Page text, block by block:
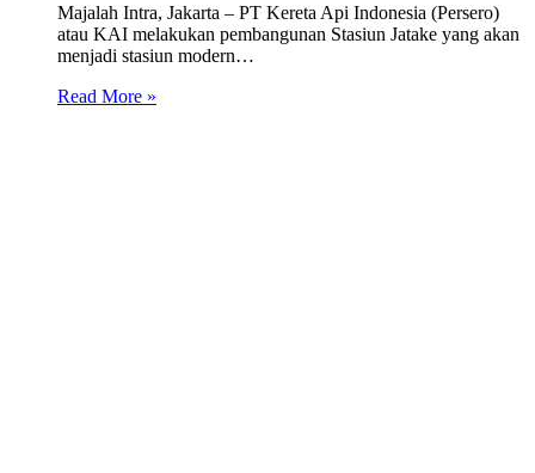
Majalah Intra, Jakarta – PT Kereta Api Indonesia (Persero)
atau KAI melakukan pembangunan Stasiun Jatake yang akan
menjadi stasiun modern…
Read More »